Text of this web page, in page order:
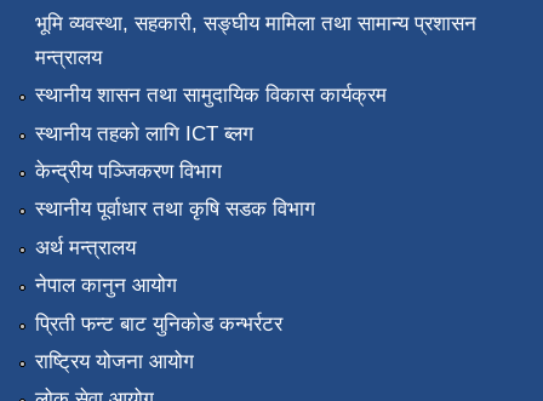
भूमि व्यवस्था, सहकारी, सङ्‍घीय मामिला तथा सामान्य प्रशासन
मन्त्रालय
स्थानीय शासन तथा सामुदायिक विकास कार्यक्रम
स्थानीय तहको लागि ICT ब्लग
केन्द्रीय पञ्जिकरण विभाग
स्थानीय पूर्वाधार तथा कृषि सडक विभाग
अर्थ मन्त्रालय
नेपाल कानुन आयोग
प्रिती फन्ट बाट युनिकोड कन्भर्रटर
राष्ट्रिय योजना आयोग